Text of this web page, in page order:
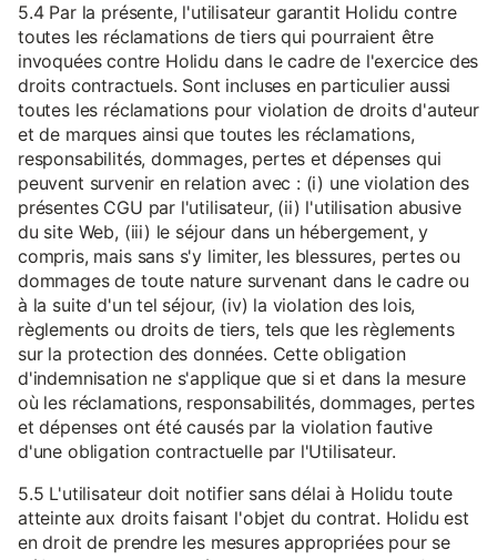
5.4 Par la présente, l'utilisateur garantit Holidu contre
toutes les réclamations de tiers qui pourraient être
invoquées contre Holidu dans le cadre de l'exercice des
droits contractuels. Sont incluses en particulier aussi
toutes les réclamations pour violation de droits d'auteur
et de marques ainsi que toutes les réclamations,
responsabilités, dommages, pertes et dépenses qui
peuvent survenir en relation avec : (i) une violation des
présentes CGU par l'utilisateur, (ii) l'utilisation abusive
du site Web, (iii) le séjour dans un hébergement, y
compris, mais sans s'y limiter, les blessures, pertes ou
dommages de toute nature survenant dans le cadre ou
à la suite d'un tel séjour, (iv) la violation des lois,
règlements ou droits de tiers, tels que les règlements
sur la protection des données. Cette obligation
d'indemnisation ne s'applique que si et dans la mesure
où les réclamations, responsabilités, dommages, pertes
et dépenses ont été causés par la violation fautive
d'une obligation contractuelle par l'Utilisateur.
5.5 L'utilisateur doit notifier sans délai à Holidu toute
atteinte aux droits faisant l'objet du contrat. Holidu est
en droit de prendre les mesures appropriées pour se